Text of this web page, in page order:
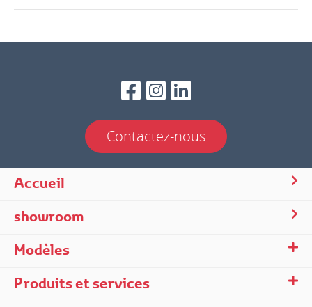
Contactez-nous
Accueil
showroom
Modèles
Produits et services